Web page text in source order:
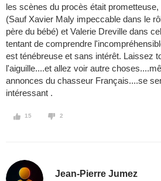
les scènes du procès était
(Sauf Xavier Maly impeccable dans le
père du bébé) et Valerie Dreville dans
tentant de comprendre
est ténébreuse et sans intérêt. Laissez
l'aiguille....et allez voir autre
annonces du chasseur Français....se
intéressant .
15 2
Jean-Pierre Jumez